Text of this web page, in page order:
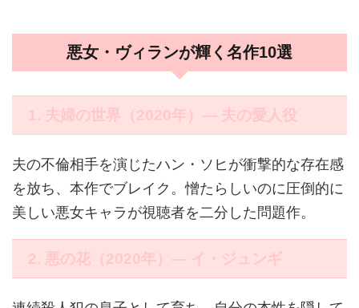
悪女・ヴィランが輝く名作10選
1. 夫婦の世界（2020年）― 夫の愛人役
夫の不倫相手を演じたハン・ソヒが衝撃的な存在感
を放ち、本作でブレイク。憎たらしいのに圧倒的に
美しい悪女キャラが視聴者を二分した問題作。
2. 悪の花（2020年）― イ・ジュンギ